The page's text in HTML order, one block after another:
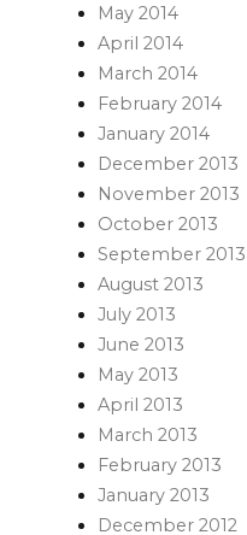
May 2014
April 2014
March 2014
February 2014
January 2014
December 2013
November 2013
October 2013
September 2013
August 2013
July 2013
June 2013
May 2013
April 2013
March 2013
February 2013
January 2013
December 2012